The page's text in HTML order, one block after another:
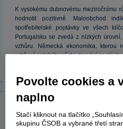
K vysokému dubnovému meziročnímu
hodnotit pozitivně. Maloobchod
spotřebitelské poptávky ve všech
Portugalsku se zvedá z nízkých
vzhůru. Německá ekonomika, kterou
udržení solidního růstu domácí
Povolte cookies a
naplno
Stačí kliknout na tlačítko
skupinu ČSOB a vybrané třetí